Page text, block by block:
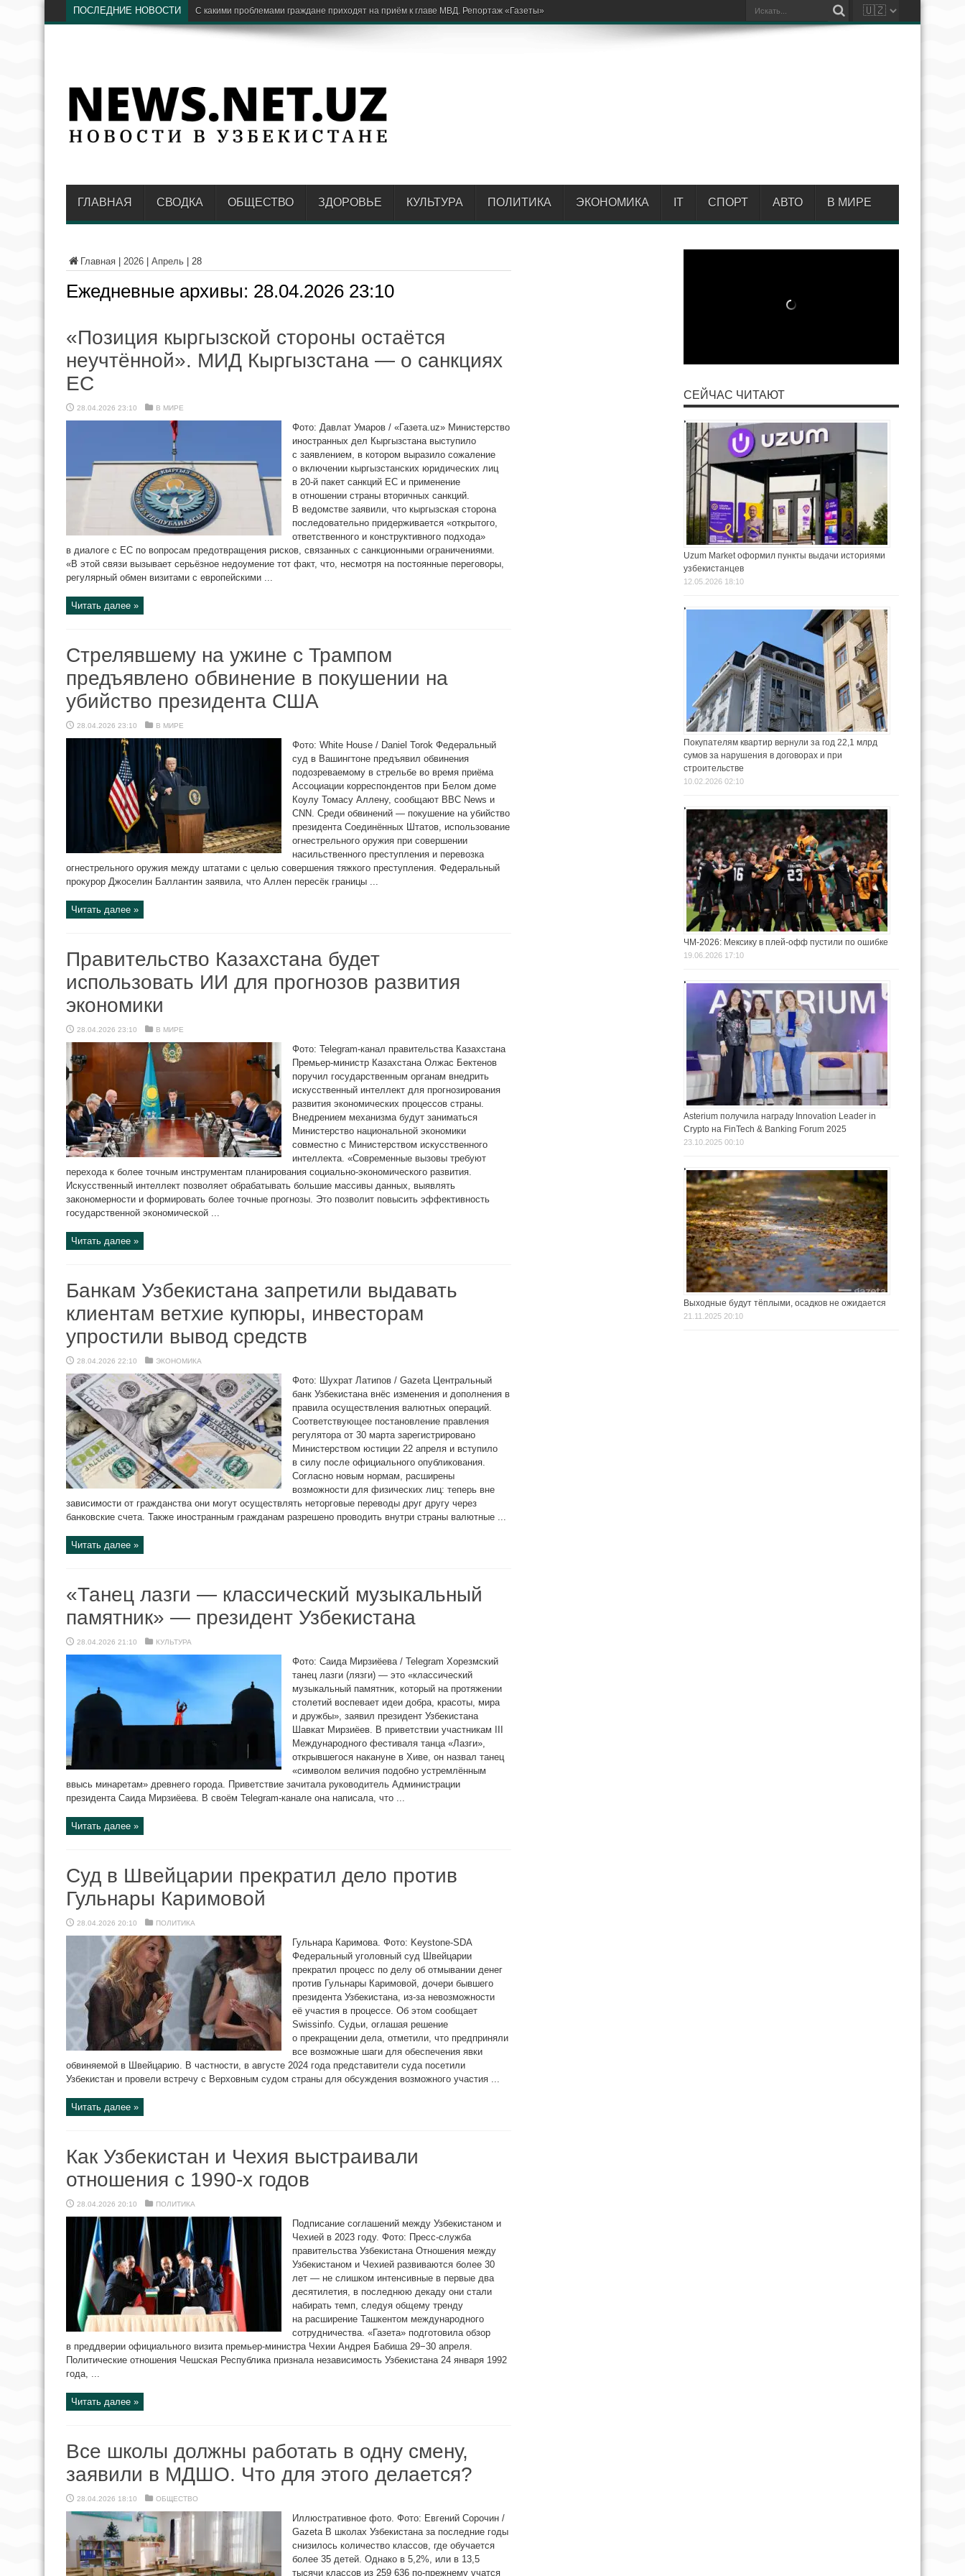
ПОСЛЕДНИЕ НОВОСТИ Hayot Ventures открыл п
ГЛАВНАЯ СВОДКА ОБЩЕСТВО ЗДОРОВЬЕ КУЛЬТУРА ПОЛИТИКА ЭКОНОМИКА IT СПОРТ АВТО В МИРЕ
Главная 2026 Апрель 28
Ежедневные архивы: 28.04.2026 23:10
«Позиция кыргызской стороны остаётся
неучтённой». МИД Кыргызстана — о санкциях
ЕС
28.04.2026 23:10 В МИРЕ
Фото: Давлат Умаров / «Газета.uz» Министерство
иностранных дел Кыргызстана выступило
с заявлением, в котором выразило сожаление
о включении кыргызстанских юридических лиц
в 20-й пакет санкций ЕС и применение
в отношении страны вторичных санкций.
В ведомстве заявили, что кыргызская сторона
последовательно придерживается «открытого,
ответственного и конструктивного подхода»
в диалоге с ЕС по вопросам предотвращения рисков, связанных с санкционными ограничениями.
«В этой связи вызывает серьёзное недоумение тот факт, что, несмотря на постоянные переговоры,
регулярный обмен визитами с европейскими ...
Читать далее »
Стрелявшему на ужине с Трампом
предъявлено обвинение в покушении на
убийство президента США
28.04.2026 23:10 В МИРЕ
Фото: White House / Daniel Torok Федеральный
суд в Вашингтоне предъявил обвинения
подозреваемому в стрельбе во время приёма
Ассоциации корреспондентов при Белом доме
Коулу Томасу Аллену, сообщают BBC News и
CNN. Среди обвинений — покушение на убийство
президента Соединённых Штатов, использование
огнестрельного оружия при совершении
насильственного преступления и перевозка
огнестрельного оружия между штатами с целью совершения тяжкого преступления. Федеральный
прокурор Джоселин Баллантин заявила, что Аллен пересёк границы ...
Читать далее »
Правительство Казахстана будет
использовать ИИ для прогнозов развития
экономики
28.04.2026 23:10 В МИРЕ
Фото: Telegram-канал правительства Казахстана
Премьер-министр Казахстана Олжас Бектенов
поручил государственным органам внедрить
искусственный интеллект для прогнозирования
развития экономических процессов страны.
Внедрением механизма будут заниматься
Министерство национальной экономики
совместно с Министерством искусственного
интеллекта. «Современные вызовы требуют
перехода к более точным инструментам планирования социально-экономического развития.
Искусственный интеллект позволяет обрабатывать большие массивы данных, выявлять
закономерности и формировать более точные прогнозы. Это позволит повысить эффективность
государственной экономической ...
Читать далее »
Банкам Узбекистана запретили выдавать
клиентам ветхие купюры, инвесторам
упростили вывод средств
28.04.2026 22:10 ЭКОНОМИКА
Фото: Шухрат Латипов / Gazeta Центральный
банк Узбекистана внёс изменения и дополнения в
правила осуществления валютных операций.
Соответствующее постановление правления
регулятора от 30 марта зарегистрировано
Министерством юстиции 22 апреля и вступило
в силу после официального опубликования.
Согласно новым нормам, расширены
возможности для физических лиц: теперь вне
зависимости от гражданства они могут осуществлять неторговые переводы друг другу через
банковские счета. Также иностранным гражданам разрешено проводить внутри страны валютные ...
Читать далее »
«Танец лазги — классический музыкальный
памятник» — президент Узбекистана
28.04.2026 21:10 КУЛЬТУРА
Фото: Саида Мирзиёева / Telegram Хорезмский
танец лазги (лязги) — это «классический
музыкальный памятник, который на протяжении
столетий воспевает идеи добра, красоты, мира
и дружбы», заявил президент Узбекистана
Шавкат Мирзиёев. В приветствии участникам III
Международного фестиваля танца «Лазги»,
открывшегося накануне в Хиве, он назвал танец
«символом величия подобно устремлённым
ввысь минаретам» древнего города. Приветствие зачитала руководитель Администрации
президента Саида Мирзиёева. В своём Telegram-канале она написала, что ...
Читать далее »
Суд в Швейцарии прекратил дело против
Гульнары Каримовой
28.04.2026 20:10 ПОЛИТИКА
Гульнара Каримова. Фото: Keystone-SDA
Федеральный уголовный суд Швейцарии
прекратил процесс по делу об отмывании денег
против Гульнары Каримовой, дочери бывшего
президента Узбекистана, из-за невозможности
её участия в процессе. Об этом сообщает
Swissinfo. Судьи, оглашая решение
о прекращении дела, отметили, что предприняли
все возможные шаги для обеспечения явки
обвиняемой в Швейцарию. В частности, в августе 2024 года представители суда посетили
Узбекистан и провели встречу с Верховным судом страны для обсуждения возможного участия ...
Читать далее »
Как Узбекистан и Чехия выстраивали
отношения с 1990-х годов
28.04.2026 20:10 ПОЛИТИКА
Подписание соглашений между Узбекистаном и
Чехией в 2023 году. Фото: Пресс-служба
правительства Узбекистана Отношения между
Узбекистаном и Чехией развиваются более 30
лет — не слишком интенсивные в первые два
десятилетия, в последнюю декаду они стали
набирать темп, следуя общему тренду
на расширение Ташкентом международного
сотрудничества. «Газета» подготовила обзор
в преддверии официального визита премьер-министра Чехии Андрея Бабиша 29−30 апреля.
Политические отношения Чешская Республика признала независимость Узбекистана 24 января 1992
года, ...
Читать далее »
Все школы должны работать в одну смену,
заявили в МДШО. Что для этого делается?
28.04.2026 18:10 ОБЩЕСТВО
Иллюстративное фото. Фото: Евгений Сорочин /
Gazeta В школах Узбекистана за последние годы
снизилось количество классов, где обучается
более 35 детей. Однако в 5,2%, или в 13,5
тысячи классов из 259 636 по-прежнему учатся
СЕЙЧАС ЧИТАЮТ
Uzum Market оформил пункты выдачи историями
узбекистанцев
12.05.2026 18:10
Покупателям квартир вернули за год 22,1 млрд
сумов за нарушения в договорах и при
строительстве
10.02.2026 02:10
ЧМ-2026: Мексику в плей-офф пустили по ошибке
19.06.2026 17:10
Asterium получила награду Innovation Leader in
Crypto на FinTech & Banking Forum 2025
23.10.2025 00:10
Выходные будут тёплыми, осадков не ожидается
21.11.2025 20:10